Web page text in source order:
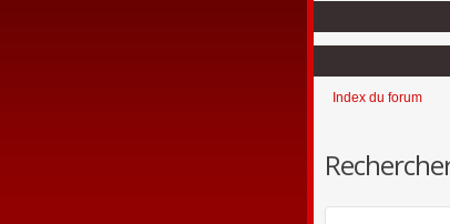
Index du forum